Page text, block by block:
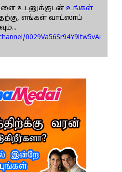
உடனுக்குடன் உங்கள்
எங்கள் வாட்ஸாப்
0029Va56Sr94Y9ltw5vAi